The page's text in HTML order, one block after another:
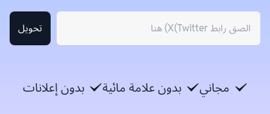
تحويل
مجاني بدون علامة مائية بدون إعلانات